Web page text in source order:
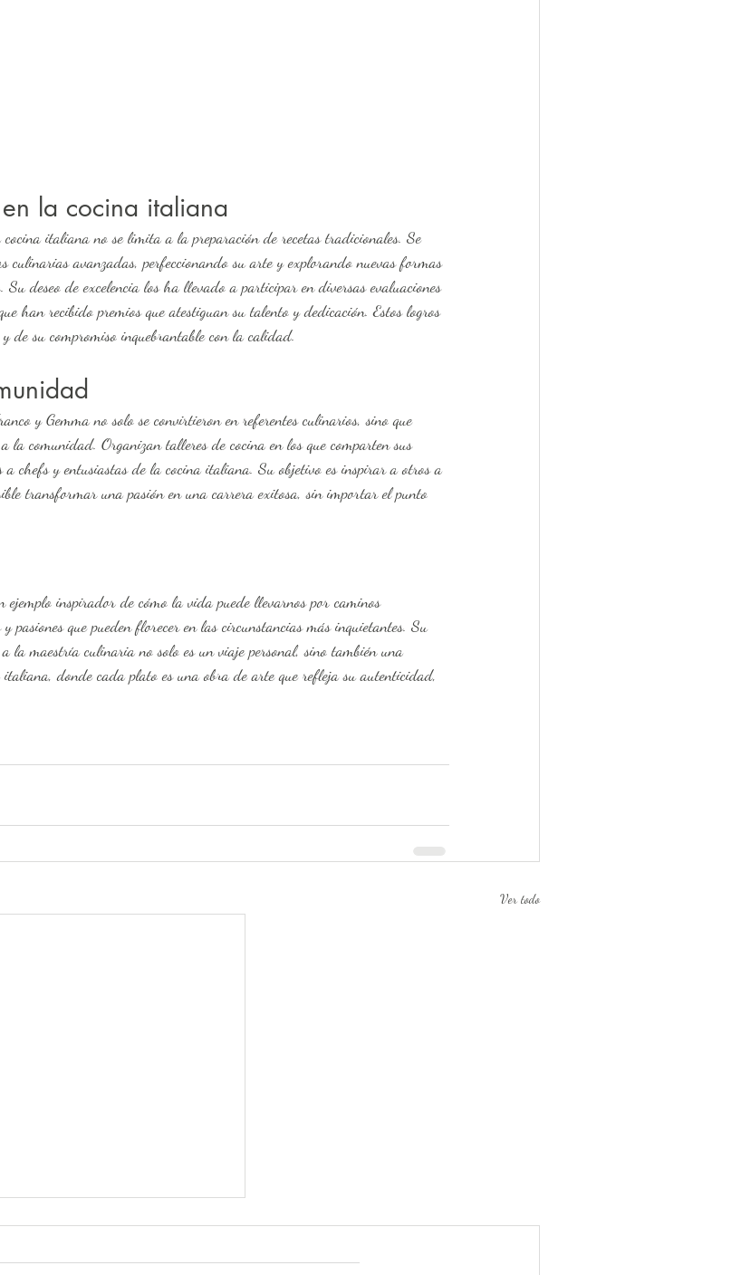
la cocina italiana
culinarias avanzadas, perfeccionando su arte y explorando nuevas formas
deseo de excelencia los ha llevado a participar en diversas evaluaciones
han recibido premios que atestiguan su talento y dedicación. Estos logros
de su compromiso inquebrantable con la calidad.
la comunidad. Organizan talleres de cocina en los que comparten sus
a chefs y entusiastas de la cocina italiana. Su objetivo es inspirar a otros a
transformar una pasión en una carrera exitosa, sin importar el punto
pasiones que pueden florecer en las circunstancias más inquietantes. Su
la maestría culinaria no solo es un viaje personal, sino también una
donde cada plato es una obra de arte que refleja su autenticidad,
Ver todo